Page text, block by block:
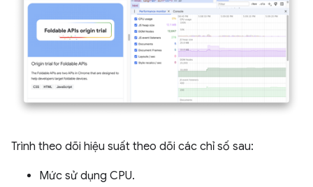
Trình theo dõi hiệu suất theo dõi các chỉ số sau:
Mức sử dụng CPU.